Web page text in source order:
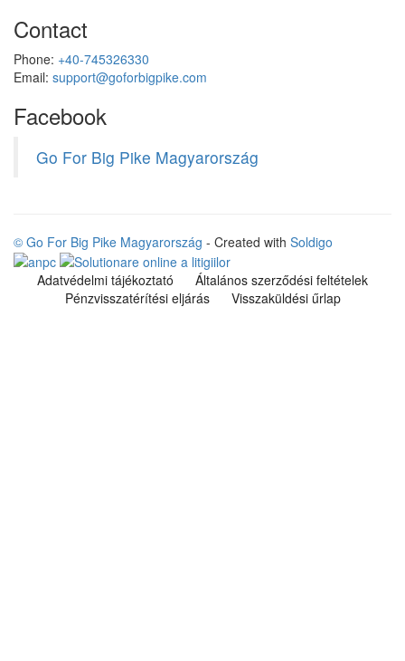
Contact
Phone: +40-745326330
Email: support@goforbigpike.com
Facebook
Go For Big Pike Magyarország
© Go For Big Pike Magyarország - Created with Soldigo
Adatvédelmi tájékoztató
Általános szerződési feltételek
Pénzvisszatérítési eljárás
Visszaküldési űrlap